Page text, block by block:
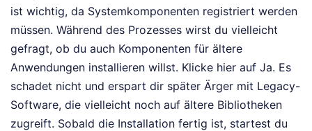
ist wichtig, da Systemkomponenten registriert werden
müssen. Während des Prozesses wirst du vielleicht
gefragt, ob du auch Komponenten für ältere
Anwendungen installieren willst. Klicke hier auf Ja. Es
schadet nicht und erspart dir später Ärger mit Legacy-
Software, die vielleicht noch auf ältere Bibliotheken
zugreift. Sobald die Installation fertig ist, startest du